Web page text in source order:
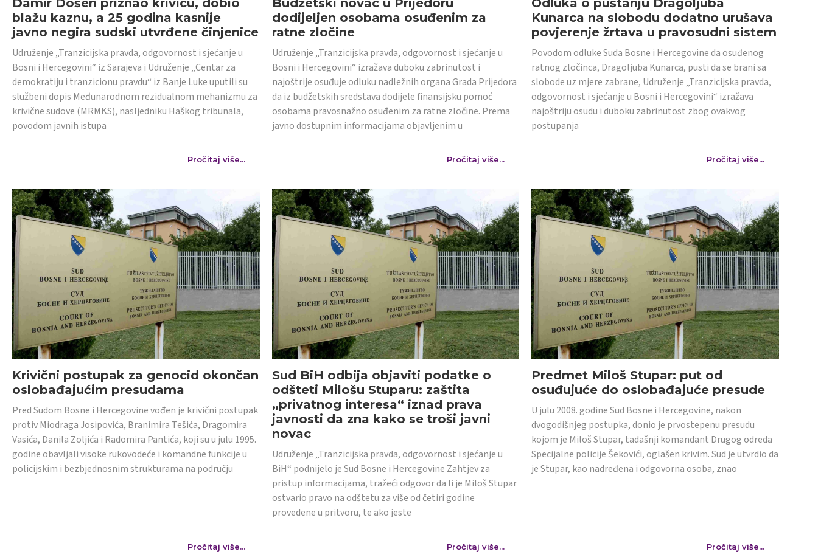
blažu kaznu, a 25 godina kasnije
javno negira sudski utvrđene činjenice
Udruženje „Tranzicijska pravda, odgovornost i sjećanje u
Bosni i Hercegovini“ iz Sarajeva i Udruženje „Centar za
demokratiju i tranzicionu pravdu“ iz Banje Luke uputili su
službeni dopis Međunarodnom rezidualnom mehanizmu za
krivične sudove (MRMKS), nasljedniku Haškog tribunala,
povodom javnih istupa
Pročitaj više...
dodijeljen osobama osuđenim za
ratne zločine
Udruženje „Tranzicijska pravda, odgovornost i sjećanje u
Bosni i Hercegovini“ izražava duboku zabrinutost i
najoštrije osuđuje odluku nadležnih organa Grada Prijedora
da iz budžetskih sredstava dodijele finansijsku pomoć
osobama pravosnažno osuđenim za ratne zločine. Prema
javno dostupnim informacijama objavljenim u
Pročitaj više...
Kunarca na slobodu dodatno urušava
povjerenje žrtava u pravosudni sistem
Povodom odluke Suda Bosne i Hercegovine da osuđenog
ratnog zločinca, Dragoljuba Kunarca, pusti da se brani sa
slobode uz mjere zabrane, Udruženje „Tranzicijska pravda,
odgovornost i sjećanje u Bosni i Hercegovini“ izražava
najoštriju osudu i duboku zabrinutost zbog ovakvog
postupanja
Pročitaj više...
Krivični postupak za genocid okončan
oslobađajućim presudama
Pred Sudom Bosne i Hercegovine vođen je krivični postupak
protiv Miodraga Josipovića, Branimira Tešića, Dragomira
Vasića, Danila Zoljića i Radomira Pantića, koji su u julu 1995.
godine obavljali visoke rukovodeće i komandne funkcije u
policijskim i bezbjednosnim strukturama na području
Pročitaj više...
Sud BiH odbija objaviti podatke o
odšteti Milošu Stuparu: zaštita
„privatnog interesa“ iznad prava
javnosti da zna kako se troši javni
novac
Udruženje „Tranzicijska pravda, odgovornost i sjećanje u
BiH“ podnijelo je Sud Bosne i Hercegovine Zahtjev za
pristup informacijama, tražeći odgovor da li je Miloš Stupar
ostvario pravo na odštetu za više od četiri godine
provedene u pritvoru, te ako jeste
Pročitaj više...
Predmet Miloš Stupar: put od
osuđujuće do oslobađajuće presude
U julu 2008. godine Sud Bosne i Hercegovine, nakon
dvogodišnjeg postupka, donio je prvostepenu presudu
kojom je Miloš Stupar, tadašnji komandant Drugog odreda
Specijalne policije Šekovići, oglašen krivim. Sud je utvrdio da
je Stupar, kao nadređena i odgovorna osoba, znao
Pročitaj više...